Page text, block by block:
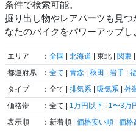
条件で検索可能。
掘り出し物やレアパーツも見
なたのバイクをパワーアップし
エリア ： 全国 | 北海道 | 東北 | 関東 |
都道府県
： 全て | 青森 | 秋田 | 岩手 |
タイプ
：全て | 排気系 | 吸気系 | 外
価格帯
：全て | 1万円以下 | 1〜3万
表示順
：新着順 | 価格安い順 | 価格